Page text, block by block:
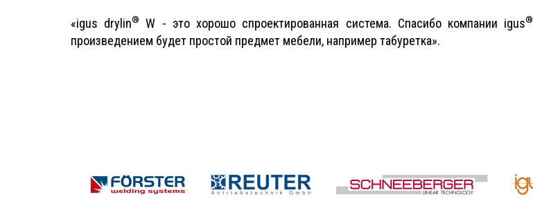
«igus drylin® W - это хорошо спроектированная система. Спасибо компании igus®
произведением будет простой предмет мебели, например табуретка».